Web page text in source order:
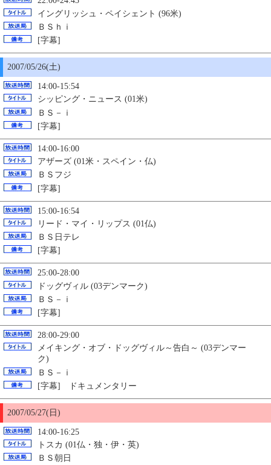
イングリッシュ・ペイシェント (96米)
ＢＳｈｉ
[字幕]
2007/05/26(土)
14:00-15:54
シッピング・ニュース (01米)
ＢＳ－ｉ
[字幕]
14:00-16:00
アザーズ (01米・スペイン・仏)
ＢＳフジ
[字幕]
15:00-16:54
リード・マイ・リップス (01仏)
ＢＳ日テレ
[字幕]
25:00-28:00
ドッグヴィル (03デンマーク)
ＢＳ－ｉ
[字幕]
28:00-29:00
メイキング・オブ・ドッグヴィル～告白～ (03デンマー
ク)
ＢＳ－ｉ
[字幕] ドキュメンタリー
2007/05/27(日)
14:00-16:25
トスカ (01仏・独・伊・英)
ＢＳ朝日